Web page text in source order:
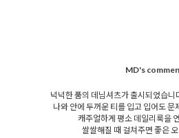
MD's
넉넉한 품의 데님셔츠가 출시되었습
나와 안에 두꺼운 티를 입고 입어도
캐주얼하게 평소 데일리룩을
쌀쌀해질 때 걸쳐주면 좋은